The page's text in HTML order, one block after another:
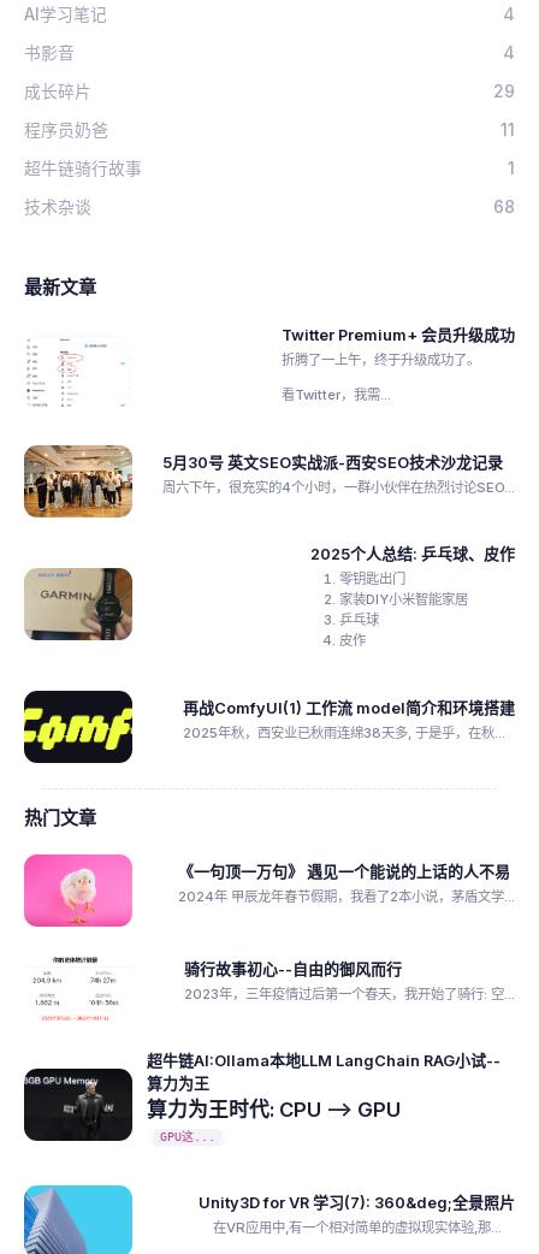
AI学习笔记
4
书影音
4
成长碎片
29
程序员奶爸
11
超牛链骑行故事
1
技术杂谈
68
最新文章
Twitter Premium+ 会员升级成功
折腾了一上午，终于升级成功了。
看Twitter，我需...
5月30号 英文SEO实战派-西安SEO技术沙龙记录
周六下午，很充实的4个小时，一群小伙伴在热烈讨论SEO...
2025个人总结: 乒乓球、皮作
零钥匙出门
家装DIY小米智能家居
乒乓球
皮作
再战ComfyUI(1) 工作流 model简介和环境搭建
2025年秋，西安业已秋雨连绵38天多, 于是乎，在秋...
热门文章
《一句顶一万句》 遇见一个能说的上话的人不易
2024年 甲辰龙年春节假期，我看了2本小说，茅盾文学...
骑行故事初心--自由的御风而行
2023年，三年疫情过后第一个春天，我开始了骑行: 空...
超牛链AI:Ollama本地LLM LangChain RAG小试--
算力为王
算力为王时代: CPU --> GPU
GPU这...
Unity3D for VR 学习(7): 360&deg;全景照片
在VR应用中,有一个相对简单的虚拟现实体验,那...